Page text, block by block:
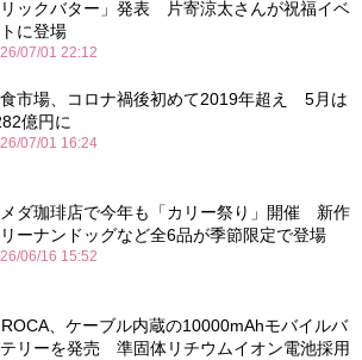
ックバター」発表 片寄涼太さんが祝福イベ
に登場
07/01 22:12
市場、コロナ禍後初めて2019年超え 5月は
億円に
07/01 16:24
ダ珈琲店で今年も「カリー祭り」開催 新作
ーナンドッグなど全6品が季節限定で登場
06/16 15:52
、ケーブル内蔵の10000mAhモバイルバ
リーを発売 準固体リチウムイオン電池採用